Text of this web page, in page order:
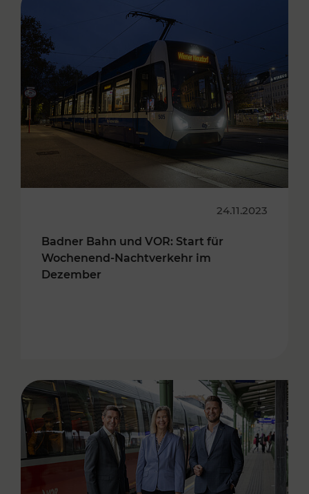
24.11.2023
Badner Bahn und VOR: Start für
Wochenend-Nachtverkehr im
Dezember